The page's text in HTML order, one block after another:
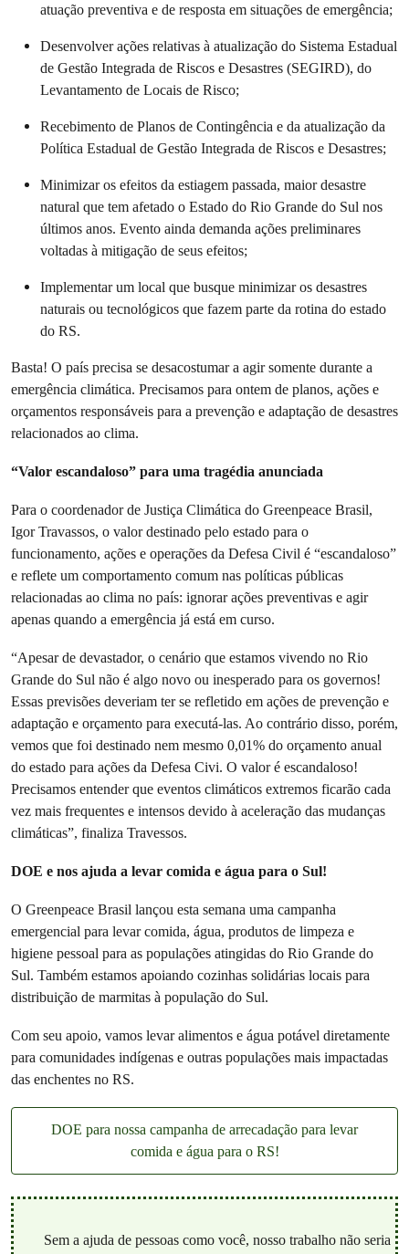
atuação preventiva e de resposta em situações de emergência;
Desenvolver ações relativas à atualização do Sistema Estadual
de Gestão Integrada de Riscos e Desastres (SEGIRD), do
Levantamento de Locais de Risco;
Recebimento de Planos de Contingência e da atualização da
Política Estadual de Gestão Integrada de Riscos e Desastres;
Minimizar os efeitos da estiagem passada, maior desastre
natural que tem afetado o Estado do Rio Grande do Sul nos
últimos anos. Evento ainda demanda ações preliminares
voltadas à mitigação de seus efeitos;
Implementar um local que busque minimizar os desastres
naturais ou tecnológicos que fazem parte da rotina do estado
do RS.
Basta! O país precisa se desacostumar a agir somente durante a
emergência climática. Precisamos para ontem de planos, ações e
orçamentos responsáveis para a prevenção e adaptação de desastres
relacionados ao clima.
“Valor escandaloso” para uma tragédia anunciada
Para o coordenador de Justiça Climática do Greenpeace Brasil,
Igor Travassos, o valor destinado pelo estado para o
funcionamento, ações e operações da Defesa Civil é “escandaloso”
e reflete um comportamento comum nas políticas públicas
relacionadas ao clima no país: ignorar ações preventivas e agir
apenas quando a emergência já está em curso.
“Apesar de devastador, o cenário que estamos vivendo no Rio
Grande do Sul não é algo novo ou inesperado para os governos!
Essas previsões deveriam ter se refletido em ações de prevenção e
adaptação e orçamento para executá-las. Ao contrário disso, porém,
vemos que foi destinado nem mesmo 0,01% do orçamento anual
do estado para ações da Defesa Civi. O valor é escandaloso!
Precisamos entender que eventos climáticos extremos ficarão cada
vez mais frequentes e intensos devido à aceleração das mudanças
climáticas”, finaliza Travessos.
DOE e nos ajuda a levar comida e água para o Sul!
O Greenpeace Brasil lançou esta semana uma campanha
emergencial para levar comida, água, produtos de limpeza e
higiene pessoal para as populações atingidas do Rio Grande do
Sul. Também estamos apoiando cozinhas solidárias locais para
distribuição de marmitas à população do Sul.
Com seu apoio, vamos levar alimentos e água potável diretamente
para comunidades indígenas e outras populações mais impactadas
das enchentes no RS.
DOE para nossa campanha de arrecadação para levar
comida e água para o RS!
Sem a ajuda de pessoas como você, nosso trabalho não seria